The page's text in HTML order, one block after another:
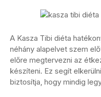
A Kasza Tibi diéta
néhány alapelvet szem
előre megtervezni az
készíteni. Ez segít
biztosítja, hogy mindig